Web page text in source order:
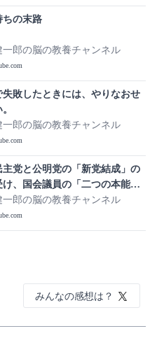
ちの末路
一郎の脳の教養チャンネル
失敗したときには、やりなおせ
一郎の脳の教養チャンネル
主党と公明党の「新党結成」の
け、国会議員の「二つの本能」
て考える
一郎の脳の教養チャンネル
みんなの感想は？